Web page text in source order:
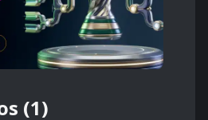
(1)